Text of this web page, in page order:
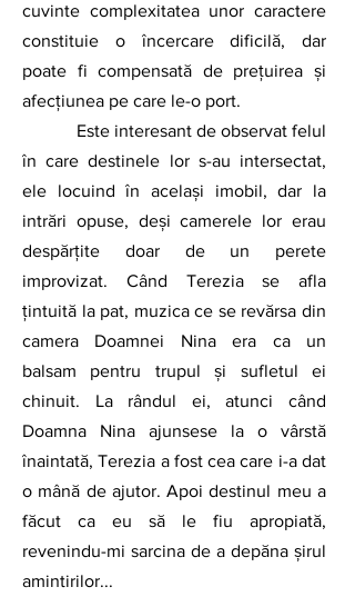
cuvinte complexitatea unor caractere
constituie o încercare dificilă, dar
poate fi compensată de prețuirea și
afecțiunea pe care le-o port.
Este interesant de observat felul
în care destinele lor s-au intersectat,
ele locuind în același imobil, dar la
intrări opuse, deși camerele lor erau
despărțite doar de un perete
improvizat. Când Terezia se afla
țintuită la pat, muzica ce se revărsa din
camera Doamnei Nina era ca un
balsam pentru trupul și sufletul ei
chinuit. La rândul ei, atunci când
Doamna Nina ajunsese la o vârstă
înaintată, Terezia a fost cea care i-a dat
o mână de ajutor. Apoi destinul meu a
făcut ca eu să le fiu apropiată,
revenindu-mi sarcina de a depăna șirul
amintirilor...